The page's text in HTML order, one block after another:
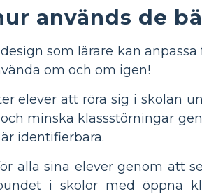
används de
som lärare kan anpassa
om och om igen!
elever att röra sig i skolan
minska klassstörningar
identifierbara.
alla sina elever genom att
i skolor med öppna